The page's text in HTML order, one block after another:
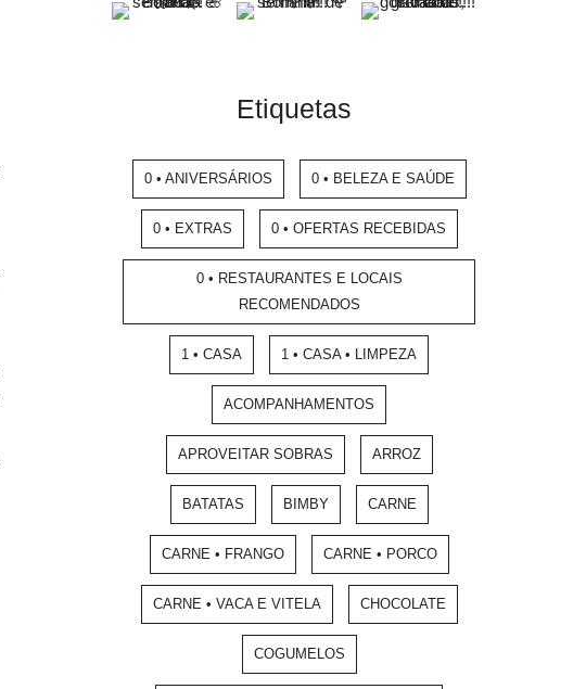
Etiquetas
0 • ANIVERSÁRIOS 0 • BELEZA E SAÚDE
0 • EXTRAS 0 • OFERTAS RECEBIDAS
0 • RESTAURANTES E LOCAIS
RECOMENDADOS
1 • CASA 1 • CASA • LIMPEZA
ACOMPANHAMENTOS
APROVEITAR SOBRAS ARROZ
BATATAS BIMBY CARNE
CARNE • FRANGO CARNE • PORCO
CARNE • VACA E VITELA CHOCOLATE
COGUMELOS